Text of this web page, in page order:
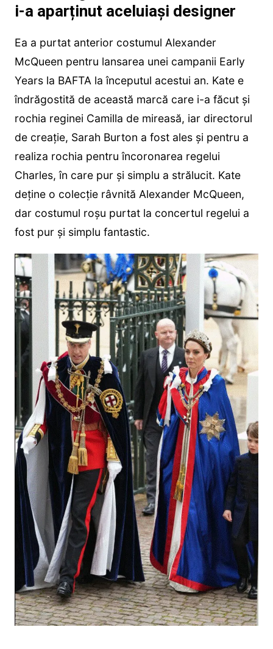
i-a aparținut aceluiași designer
Ea a purtat anterior costumul Alexander
McQueen pentru lansarea unei campanii Early
Years la BAFTA la începutul acestui an. Kate e
îndrăgostită de această marcă care i-a făcut și
rochia reginei Camilla de mireasă, iar directorul
de creație, Sarah Burton a fost ales și pentru a
realiza rochia pentru încoronarea regelui
Charles, în care pur și simplu a strălucit. Kate
deține o colecție râvnită Alexander McQueen,
dar costumul roșu purtat la concertul regelui a
fost pur și simplu fantastic.